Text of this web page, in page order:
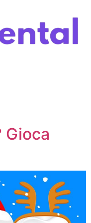
Gioca